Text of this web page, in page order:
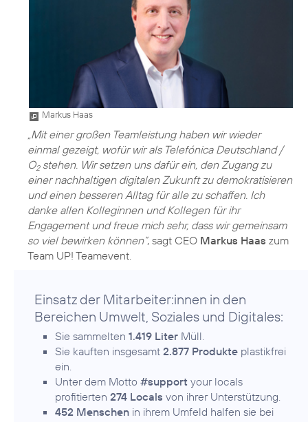
Markus Haas
„Mit einer großen Teamleistung haben wir wieder
einmal gezeigt, wofür wir als Telefónica Deutschland /
O2stehen. Wir setzen uns dafür ein, den Zugang zu
einer nachhaltigen digitalen Zukunft zu demokratisieren
und einen besseren Alltag für alle zu schaffen. Ich
danke allen Kolleginnen und Kollegen für ihr
Engagement und freue mich sehr, dass wir gemeinsam
so viel bewirken können“, sagt CEO Markus Haas zum
Team UP! Teamevent.
Einsatz der Mitarbeiter:innen in den
Bereichen Umwelt, Soziales und Digitales:
Sie sammelten 1.419 Liter Müll.
Sie kauften insgesamt 2.877 Produkte plastikfrei
ein.
Unter dem Motto #support your locals
profitierten 274 Locals von ihrer Unterstützung.
452 Menschen in ihrem Umfeld halfen sie bei